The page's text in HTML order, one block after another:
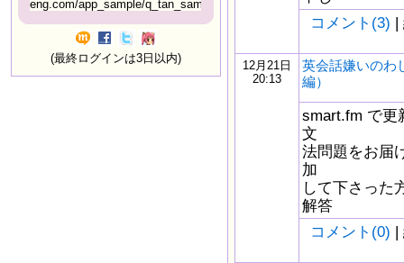
eng.com/app_sample/q_tan_sample06.html
(最終ログインは3日以内)
コメント(3) |
12月21日
20:13
英会話嫌いのわ
編）
smart.fm で更
文
法問題をお届
加
して下さった
解答
コメント(0) |